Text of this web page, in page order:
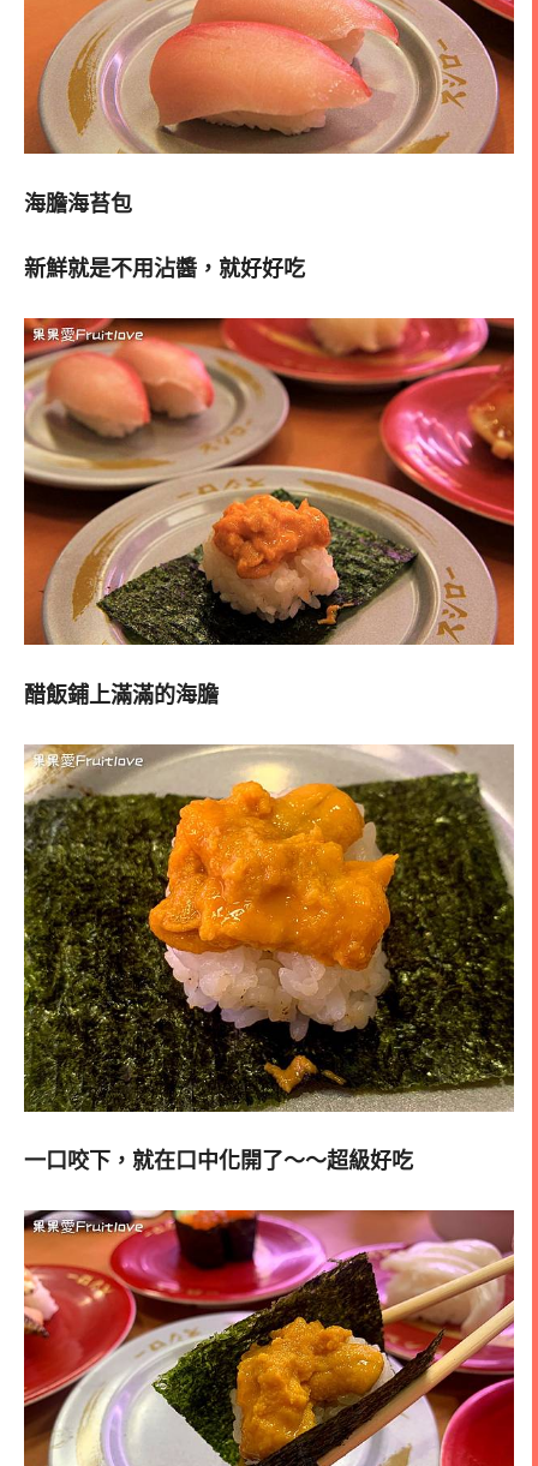
海膽海苔包
新鮮就是不用沾醬，就好好吃
醋飯鋪上滿滿的海膽
一口咬下，就在口中化開了～～超級好吃